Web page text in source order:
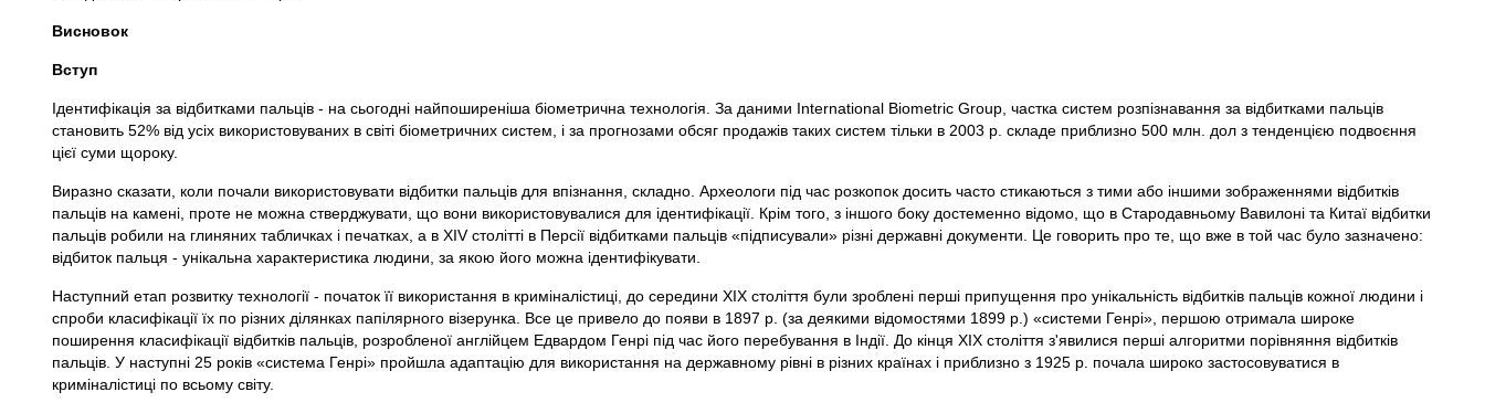
Висновок
Вступ
Ідентифікація за відбитками пальців - на сьогодні найпоширеніша біометрична технологія. За даними International Biometric Group, частка систем розпізнавання за відбитками пальців
становить 52% від усіх використовуваних в світі біометричних систем, і за прогнозами обсяг продажів таких систем тільки в 2003 р. складе приблизно 500 млн. дол з тенденцією подвоєння
цієї суми щороку.
Виразно сказати, коли почали використовувати відбитки пальців для впізнання, складно. Археологи під час розкопок досить часто стикаються з тими або іншими зображеннями відбитків
пальців на камені, проте не можна стверджувати, що вони використовувалися для ідентифікації. Крім того, з іншого боку достеменно відомо, що в Стародавньому Вавилоні та Китаї відбитки
пальців робили на глиняних табличках і печатках, а в XIV столітті в Персії відбитками пальців «підписували» різні державні документи. Це говорить про те, що вже в той час було зазначено:
відбиток пальця - унікальна характеристика людини, за якою його можна ідентифікувати.
Наступний етап розвитку технології - початок її використання в криміналістиці, до середини XIX століття були зроблені перші припущення про унікальність відбитків пальців кожної людини і
спроби класифікації їх по різних ділянках папілярного візерунка. Все це привело до появи в 1897 р. (за деякими відомостями 1899 р.) «системи Генрі», першою отримала широке
поширення класифікації відбитків пальців, розробленої англійцем Едвардом Генрі під час його перебування в Індії. До кінця XIX століття з'явилися перші алгоритми порівняння відбитків
пальців. У наступні 25 років «система Генрі» пройшла адаптацію для використання на державному рівні в різних країнах і приблизно з 1925 р. почала широко застосовуватися в
криміналістиці по всьому світу.